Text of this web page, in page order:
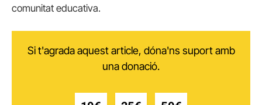
comunitat educativa.
Si t'agrada aquest article, dóna'ns suport amb
una donació.